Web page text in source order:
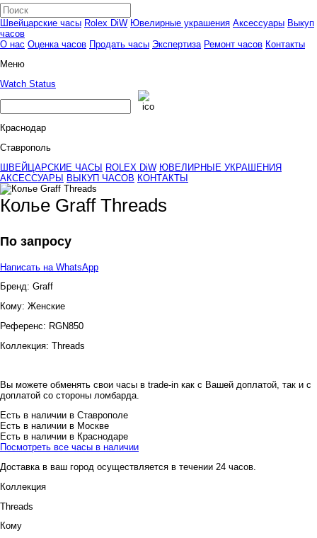
Швейцарские часы Rolex DiW Ювелирные украшения Аксессуары Выкуп
часов
О нас Оценка часов Продать часы Экспертиза Ремонт часов Контакты
Меню
Watch Status
Краснодар
Ставрополь
ШВЕЙЦАРСКИЕ ЧАСЫ
ROLEX DiW ЮВЕЛИРНЫЕ УКРАШЕНИЯ
АКСЕССУАРЫ
ВЫКУП ЧАСОВ КОНТАКТЫ
Колье Graff Threads
По запросу
Написать на WhatsApp
Бренд: Graff
Кому: Женские
Референс: RGN850
Коллекция: Threads
Вы можете обменять свои часы в trade-in как с Вашей доплатой, так и с
доплатой со стороны ломбарда.
Есть в наличии в Ставрополе
Есть в наличии в Москве
Есть в наличии в Краснодаре
Посмотреть все часы в наличии
Доставка в ваш город осуществляется в течении 24 часов.
Коллекция
Threads
Кому